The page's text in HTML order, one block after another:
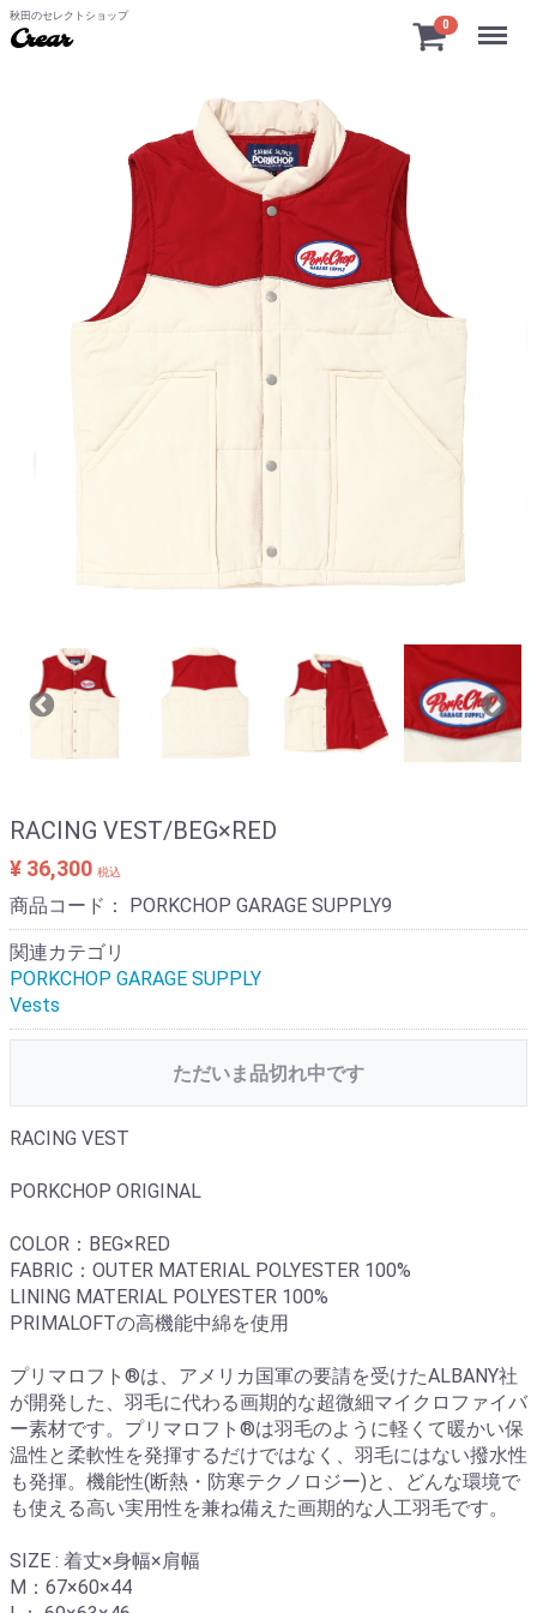
秋田のセレクトショップ
Crear
0 Menu
RACING VEST/BEG×RED
¥ 36,300 税込
商品コード： PORKCHOP GARAGE SUPPLY9
関連カテゴリ
PORKCHOP GARAGE SUPPLY
Vests
ただいま品切れ中です
RACING VEST
PORKCHOP ORIGINAL
COLOR：BEG×RED
FABRIC：OUTER MATERIAL POLYESTER 100%
LINING MATERIAL POLYESTER 100%
PRIMALOFTの高機能中綿を使用
プリマロフト®は、アメリカ国軍の要請を受けたALBANY社
が開発した、羽毛に代わる画期的な超微細マイクロファイバ
ー素材です。プリマロフト®は羽毛のように軽くて暖かい保
温性と柔軟性を発揮するだけではなく、羽毛にはない撥水性
も発揮。機能性(断熱・防寒テクノロジー)と、どんな環境で
も使える高い実用性を兼ね備えた画期的な人工羽毛です。
SIZE : 着丈×身幅×肩幅
M：67×60×44